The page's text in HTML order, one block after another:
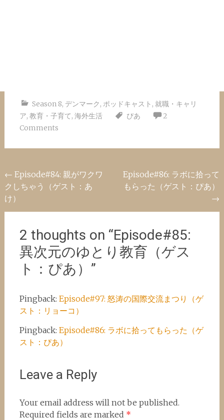
Season 8, デンマーク, ポッドキャスト , 就職・キャリ
ア, 教育・子育て, 海外生活 ぴあ
2
Comments
Post
navigation
← Episode#84: 親がワクワ
クしちゃう（ゲスト：あ
け）
Episode#86: ラボに拾って
もらった（ゲスト：ぴあ）
→
2 thoughts on “Episode#85:
異次元のゆとり教育（ゲス
ト：ぴあ） ”
Pingback: Episode#97: 怒涛の国際交流まつり（ゲ
スト：リョーコ）
Pingback: Episode#86: ラボに拾ってもらった（ゲ
スト：ぴあ）
Leave a Reply
Your email address will not be published.
Required fields are marked *